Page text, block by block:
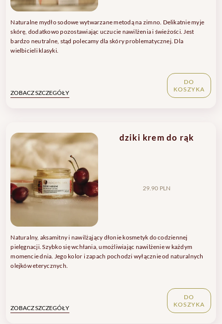
Naturalne mydło sodowe wytwarzane metodą na zimno. Delikatnie myje
skórę, dodatkowo pozostawiając uczucie nawilżenia i świeżości. Jest
bardzo neutralne, stąd polecamy dla skóry problematycznej. Dla
wielbicieli klasyki.
ZOBACZ SZCZEGÓŁY
DO
KOSZYKA
dziki krem do rąk
29.90 PLN
Naturalny, aksamitny i nawilżąjący dłonie kosmetyk do codziennej
pielęgnacji. Szybko się wchłania, umożliwiając nawilżenie w każdym
momencie dnia. Jego kolor i zapach pochodzi wyłącznie od naturalnych
olejków eterycznych.
ZOBACZ SZCZEGÓŁY
DO
KOSZYKA